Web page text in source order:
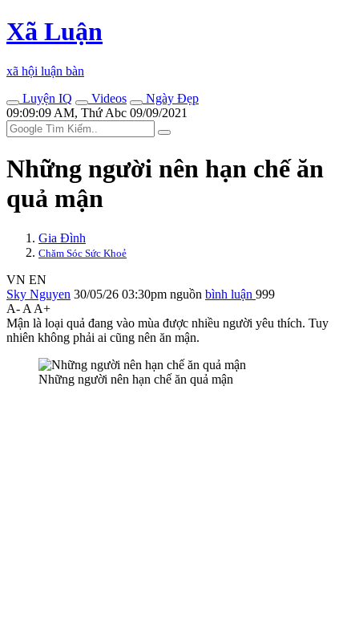
Xã Luận
xã hội luận bàn
Luyện IQ
Videos
Ngày Đẹp
09:09:09 AM, Thứ Abc 09/09/2021
Những người nên hạn chế ăn
quả mận
Gia Đình
Chăm Sóc Sức Khoẻ
VN EN
Sky Nguyen 30/05/26 03:30pm nguồn bình luận 999
A- A A+
Mận là loại quả đang vào mùa được nhiều người yêu thích. Tuy
nhiên không phải ai cũng nên ăn mận.
Những người nên hạn chế ăn quả mận